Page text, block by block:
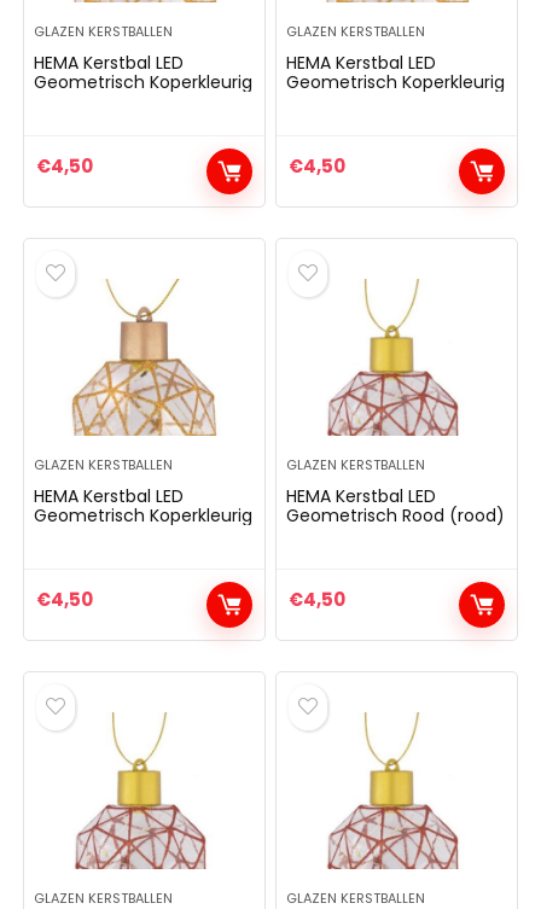
GLAZEN KERSTBALLEN
HEMA Kerstbal LED
Geometrisch Koperkleurig
€4,50
GLAZEN KERSTBALLEN
HEMA Kerstbal LED
Geometrisch Koperkleurig
€4,50
GLAZEN KERSTBALLEN
HEMA Kerstbal LED
Geometrisch Koperkleurig
€4,50
GLAZEN KERSTBALLEN
HEMA Kerstbal LED
Geometrisch Rood (rood)
€4,50
GLAZEN KERSTBALLEN GLAZEN KERSTBALLEN